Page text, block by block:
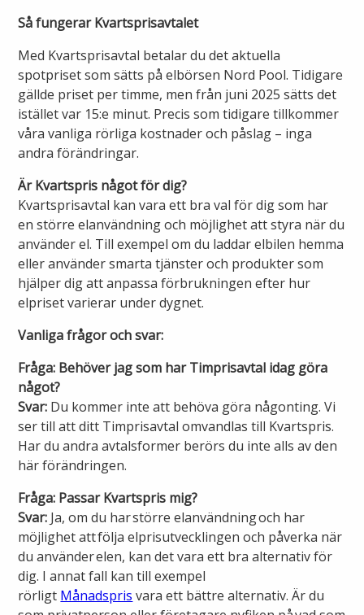
Faktura och betalning
Konsumenträttigheter
Energispartips
Mina Sidor
VA & Renhållning
Vanliga frågor
Badtemperaturer i Alingsås
Aktuella vattennivåer
Arkiv
Om Alingsås Energi
Leverantörer
Miljö och arbetsmiljö
Produktion
Nyheter
Energiflödet
Lights in Alingsås
Sponsring
Jobba hos oss
Årsredovisning
Visselblåsarfunktion
Integritetsinformation
Tillgänglighetsredogörelse
Så fungerar Kvartsprisavtalet
Med Kvartsprisavtal betalar du det aktuella
spotpriset som sätts på elbörsen Nord Pool. Tidigare
gällde priset per timme, men från juni 2025 sätts det
istället var 15:e minut. Precis som tidigare tillkommer
våra vanliga rörliga kostnader och påslag – inga
andra förändringar.
Är Kvartspris något för dig?
Kvartsprisavtal kan vara ett bra val för dig som har
en större elanvändning och möjlighet att styra när du
använder el. Till exempel om du laddar elbilen hemma
eller använder smarta tjänster och produkter som
hjälper dig att anpassa förbrukningen efter hur
elpriset varierar under dygnet.
Vanliga frågor och svar:
Fråga: Behöver jag som har Timprisavtal idag göra
något?
Svar: Du kommer inte att behöva göra någonting. Vi
ser till att ditt Timprisavtal omvandlas till Kvartspris.
Har du andra avtalsformer berörs du inte alls av den
här förändringen.
Fråga: Passar Kvartspris mig?
Svar: Ja, om du har större elanvändning och har
möjlighet att följa elprisutvecklingen och påverka när
du använder elen, kan det vara ett bra alternativ för
dig. I annat fall kan till exempel
rörligt Månadspris vara ett bättre alternativ. Är du